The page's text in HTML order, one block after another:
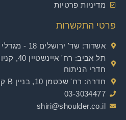
פרטי התקשרות
אשדוד: שד' ירושלים 18 - מגדלי K, קומה 4, חדר B-417.
תל אביב
חדרי הניתוח
חדרה: רח' שכטמן 10, בניין B קומה 3
03-3034477
shiri@shoulder.co.il
מדיניות פרטיות